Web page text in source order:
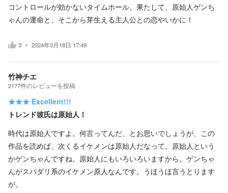
コントロールが効かないタイムホール。果たして、原始人ゲンち
ゃんの運命と、そこから芽生える主人公との恋やいかに！
3 2024年3月18日 17:49
竹神チエ
2177件のレビューを投稿
★★★ Excellent!!!
トレンド彼氏は原始人！
時代は原始人ですよ。何言ってんだ、とお思いでしょうが、この
作品を読めば、次くるイケメンは原始人だなって。原始人という
かゲンちゃんですね。原始人にもいろいろいますから。ゲンちゃ
んがスパダリ系のイケメン原人なんです。うほうほ言うとります
が。